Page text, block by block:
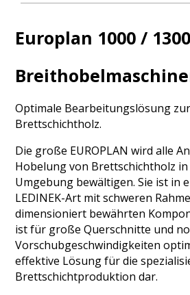
Europlan 1000 / 1300
Optimale Bearbeitungslösung
Brettschichtholz.
Die große EUROPLAN wird alle
Hobelung von Brettschichtholz
Umgebung bewältigen. Sie ist in
LEDINEK-Art mit schweren
dimensioniert bewährten
ist für große Querschnitte und
Vorschubgeschwindigkeiten
effektive Lösung für die
Brettschichtproduktion dar.